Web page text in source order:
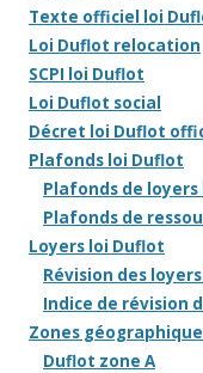
Texte officiel loi
Loi Duflot relocation
SCPI loi Duflot
Loi Duflot social
Décret loi Duflot
Plafonds loi Duflot
Plafonds de
Plafonds de
Loyers loi Duflot
Révision des
Indice de révision
Zones
Duflot zone A